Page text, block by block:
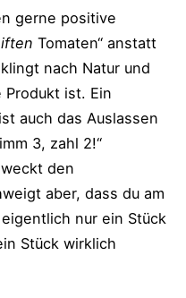
gerne positive
Tomaten“ anstatt
nach Natur und
Produkt ist. Ein
auch das Auslassen
3, zahl 2!“
den
aber, dass du am
nur ein Stück
Stück wirklich